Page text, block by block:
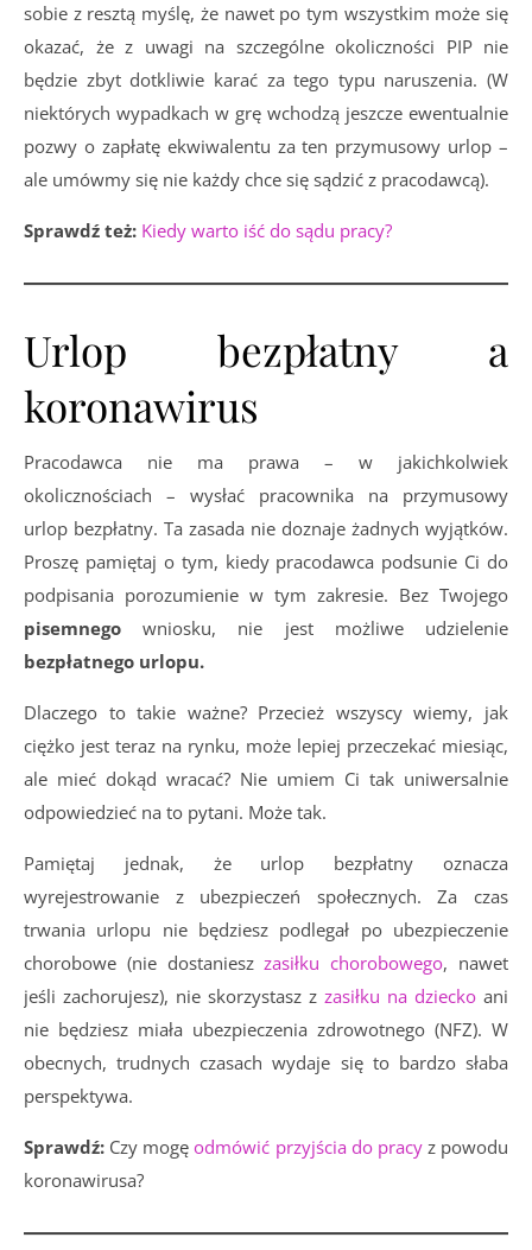
sobie z resztą myślę, że nawet po tym wszystkim może się
okazać, że z uwagi na szczególne okoliczności PIP nie
będzie zbyt dotkliwie karać za tego typu naruszenia. (W
niektórych wypadkach w grę wchodzą jeszcze ewentualnie
pozwy o zapłatę ekwiwalentu za ten przymusowy urlop –
ale umówmy się nie każdy chce się sądzić z pracodawcą).
Sprawdź też: Kiedy warto iść do sądu pracy?
Urlop bezpłatny a
koronawirus
Pracodawca nie ma prawa – w jakichkolwiek
okolicznościach – wysłać pracownika na przymusowy
urlop bezpłatny. Ta zasada nie doznaje żadnych wyjątków.
Proszę pamiętaj o tym, kiedy pracodawca podsunie Ci do
podpisania porozumienie w tym zakresie. Bez Twojego
pisemnego wniosku, nie jest możliwe udzielenie
bezpłatnego urlopu.
Dlaczego to takie ważne? Przecież wszyscy wiemy, jak
ciężko jest teraz na rynku, może lepiej przeczekać miesiąc,
ale mieć dokąd wracać? Nie umiem Ci tak uniwersalnie
odpowiedzieć na to pytani. Może tak.
Pamiętaj jednak, że urlop bezpłatny oznacza
wyrejestrowanie z ubezpieczeń społecznych. Za czas
trwania urlopu nie będziesz podlegał po ubezpieczenie
chorobowe (nie dostanieszzasiłku chorobowego, nawet
jeśli zachorujesz), nie skorzystasz z zasiłku na dziecko ani
nie będziesz miała ubezpieczenia zdrowotnego (NFZ). W
obecnych, trudnych czasach wydaje się to bardzo słaba
perspektywa.
Sprawdź: Czy mogęodmówić przyjścia do pracyz powodu
koronawirusa?